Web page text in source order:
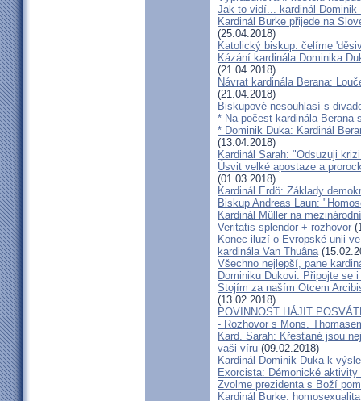
Jak to vidí... kardinál Dominik
Kardinál Burke přijede na
(25.04.2018)
Katolický biskup: čelíme
Kázání kardinála Dominika
(21.04.2018)
Návrat kardinála Berana:
(21.04.2018)
Biskupové nesouhlasí s
* Na počest kardinála
* Dominik Duka: Kardinál
(13.04.2018)
Kardinál Sarah: "Odsuzuji
Úsvit velké apostaze a
(01.03.2018)
Kardinál Erdö: Základy
Biskup Andreas Laun:
Kardinál Müller na
Veritatis splendor + rozhovor
Konec iluzí o Evropské unii
kardinála Van Thuâna
Všechno nejlepší, pane
Dominiku Dukovi. Připojte se
Stojím za naším Otcem
(13.02.2018)
POVINNOST HÁJIT
- Rozhovor s Mons.
Kard. Sarah: Křesťané jsou
vaši víru (09.02.2018)
Kardinál Dominik Duka k
Exorcista: Démonické
Zvolme prezidenta s Boží
Kardinál Burke: